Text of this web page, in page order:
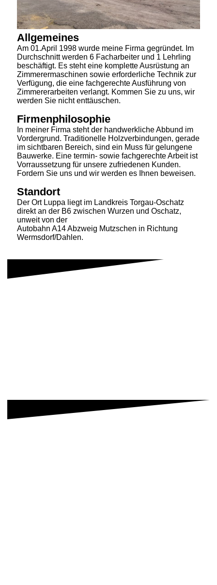
Allgemeines
Am 01.April 1998 wurde meine Firma gegründet. Im
Durchschnitt werden 6 Facharbeiter und 1 Lehrling
beschäftigt. Es steht eine komplette Ausrüstung an
Zimmerermaschinen sowie erforderliche Technik zur
Verfügung, die eine fachgerechte Ausführung von
Zimmererarbeiten verlangt. Kommen Sie zu uns, wir
werden Sie nicht enttäuschen.
Firmenphilosophie
In meiner Firma steht der handwerkliche Abbund im
Vordergrund. Traditionelle Holzverbindungen, gerade
im sichtbaren Bereich, sind ein Muss für gelungene
Bauwerke. Eine termin- sowie fachgerechte Arbeit ist
Vorraussetzung für unsere zufriedenen Kunden.
Fordern Sie uns und wir werden es Ihnen beweisen.
Standort
Der Ort Luppa liegt im Landkreis Torgau-Oschatz
direkt an der B6 zwischen Wurzen und Oschatz,
unweit von der
Autobahn A14 Abzweig Mutzschen in Richtung
Wermsdorf/Dahlen.